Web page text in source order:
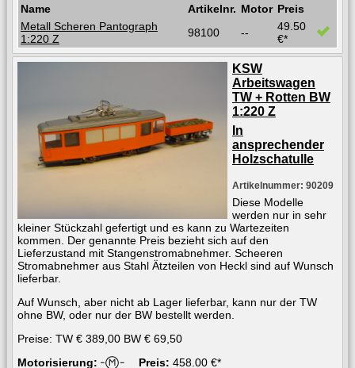
Name
Artikelnr. Motor Preis
Metall Scheren Pantograph
1:220 Z
98100 --
49.50
€*
KSW
Arbeitswagen
TW + Rotten BW
1:220 Z
In
ansprechender
Holzschatulle
Artikelnummer: 90209
Diese Modelle
werden nur in sehr
kleiner Stückzahl gefertigt und es kann zu Wartezeiten
kommen. Der genannte Preis bezieht sich auf den
Lieferzustand mit Stangenstromabnehmer. Scheeren
Stromabnehmer aus Stahl Ätzteilen von Heckl sind auf Wunsch
lieferbar.
Auf Wunsch, aber nicht ab Lager lieferbar, kann nur der TW
ohne BW, oder nur der BW bestellt werden.
Preise: TW € 389,00 BW € 69,50
Motorisierung:
Preis: 458.00 €*